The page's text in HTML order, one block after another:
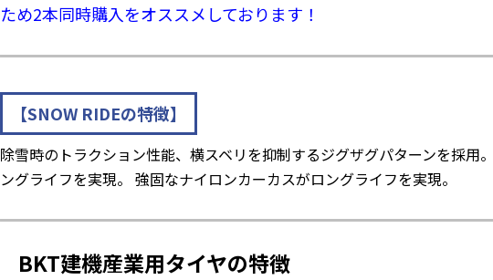
ため2本同時購入をオススメしております！
【SNOW RIDEの特徴】
除雪時のトラクション性能、横スベリを抑制するジグザグパターンを採用
ングライフを実現。 強固なナイロンカーカスがロングライフを実現。
BKT建機産業用タイヤの特徴